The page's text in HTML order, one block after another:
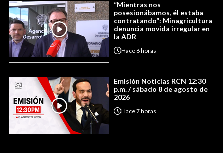
“Mientras nos
posesionábamos, él estaba
contratando”: Minagricultura
denuncia movida irregular en
la ADR
Hace 6 horas
Emisión Noticias RCN 12:30
p.m. / sábado 8 de agosto de
2026
Hace7 horas